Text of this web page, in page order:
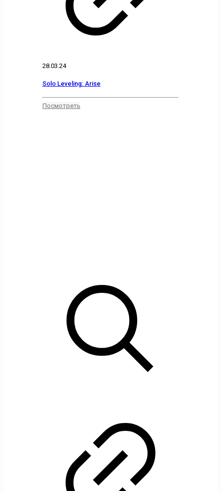
28.03.24
Solo Leveling: Arise
Посмотреть